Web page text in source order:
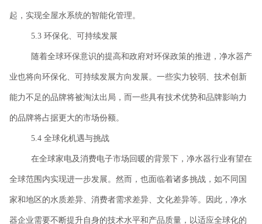
起，实现全屋水系统的智能化管理。
5.3 环保化、可持续发展
随着全球环保意识的提高和政府对环保政策的推进，净水器产
业也将向环保化、可持续发展方向发展。一些实力较弱、技术创新
能力不足的品牌将被淘汰出局，而一些具有技术优势和品牌影响力
的品牌将占据更大的市场份额。
5.4 全球化机遇与挑战
在全球家电及消费电子市场回暖的背景下，净水器行业有望在
全球范围内实现进一步发展。然而，也面临着诸多挑战，如不同国
家和地区的水质差异、消费者需求差异、文化差异等。因此，净水
器企业需要不断提升自身的技术水平和产品质量，以适应全球化的